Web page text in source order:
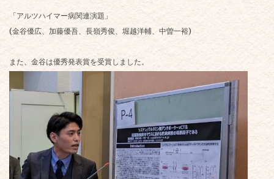
「アルツハイマー病関連演題」
(金谷優広、加藤優吾、長嶺秀俊、堀越洋輔、中曽一裕)
また、金谷は優秀発表賞を受賞しました。